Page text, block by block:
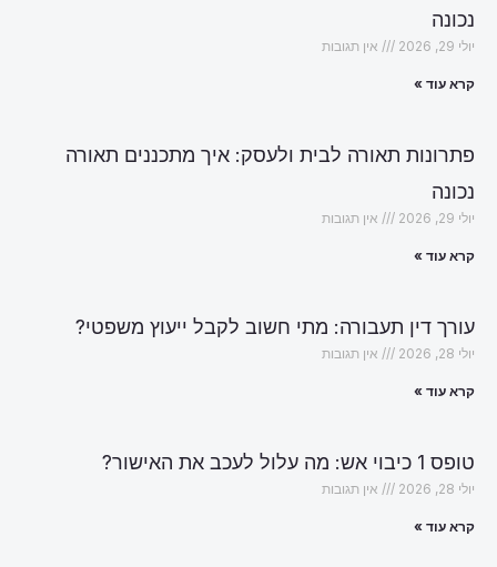
נכונה
יולי 29, 2026 אין תגובות
קרא עוד »
פתרונות תאורה לבית ולעסק: איך מתכננים תאורה
נכונה
יולי 29, 2026 אין תגובות
קרא עוד »
עורך דין תעבורה: מתי חשוב לקבל ייעוץ משפטי?
יולי 28, 2026 אין תגובות
קרא עוד »
טופס 1 כיבוי אש: מה עלול לעכב את האישור?
יולי 28, 2026 אין תגובות
קרא עוד »